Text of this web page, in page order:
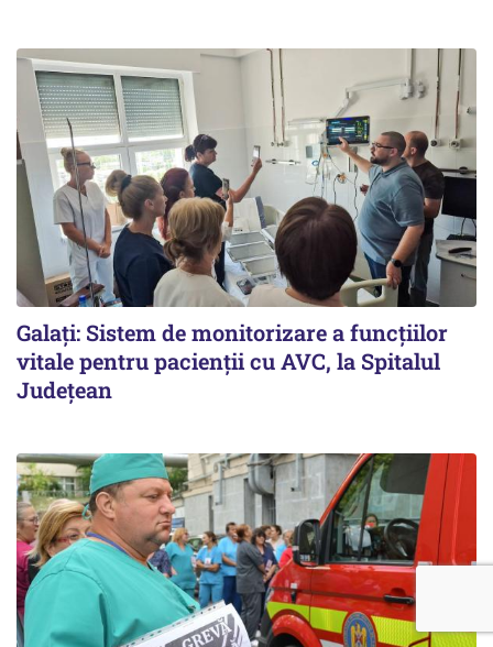
Galați: Sistem de monitorizare a funcțiilor
vitale pentru pacienții cu AVC, la Spitalul
Județean